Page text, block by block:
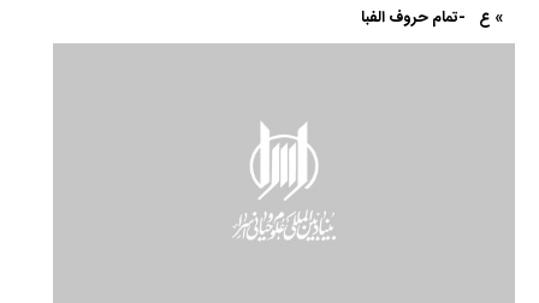
» ع -تمام حروف الفبا